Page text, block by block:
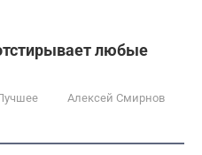
любые
Алексей Смирнов